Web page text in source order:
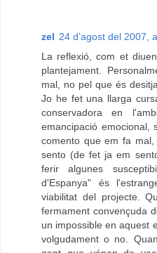
zel 24 d’agost del 2007,
La reflexió, com et
plantejament.
mal, no pel que és
Jo he fet una llarga
conservadora en
emancipació emocional,
comento que em fa
sento (de fet ja em
ferir algunes
d'Espanya" és
viabilitat del projecte.
fermament convençuda
un impossible en aquest
volgudament o no.